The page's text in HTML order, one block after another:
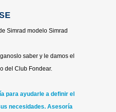
Simrad modelo Simrad
saber y le damos el
del Club Fondear.
para ayudarle a definir el
necesidades. Asesoría